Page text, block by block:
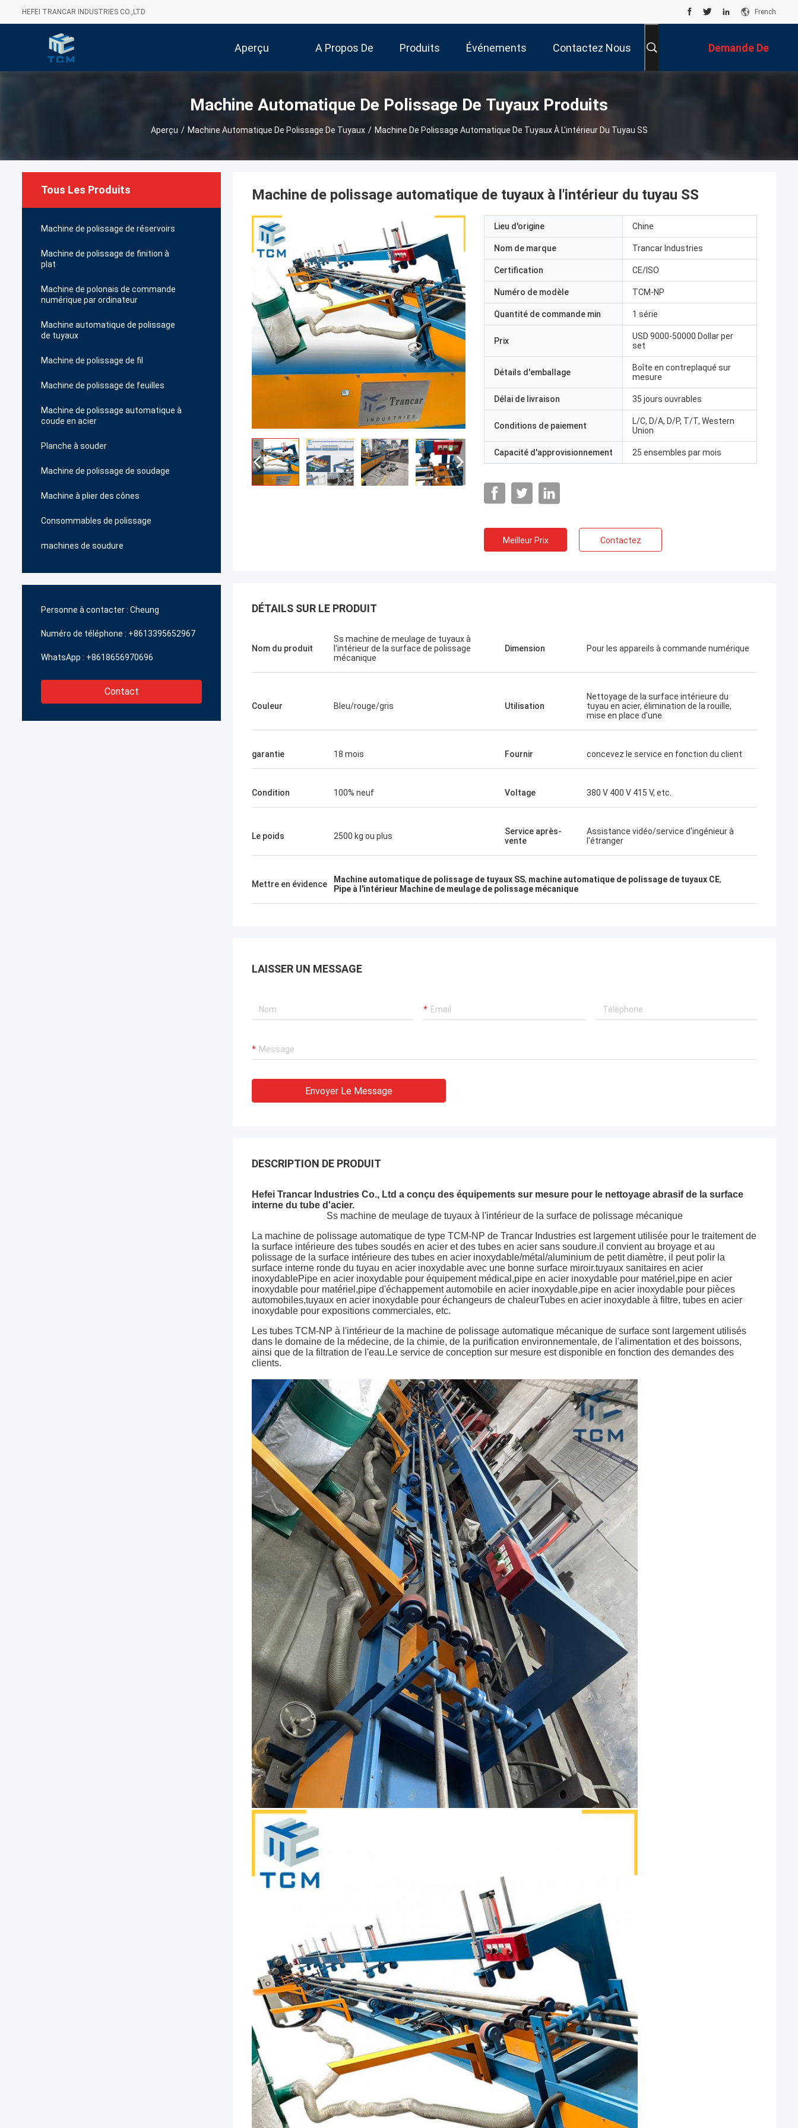
HEFEI TRANCAR INDUSTRIES CO.,LTD French
Aperçu A Propos De
Nous
Produits Événements Contactez Nous Demande De
Soumission
Machine Automatique De Polissage De Tuyaux Produits
Aperçu / Machine Automatique De Polissage De Tuyaux / Machine De Polissage Automatique De Tuyaux À L'intérieur Du Tuyau SS
Tous Les Produits
Machine de polissage de réservoirs
Machine de polissage de finition à
plat
Machine de polonais de commande
numérique par ordinateur
Machine automatique de polissage
de tuyaux
Machine de polissage de fil
Machine de polissage de feuilles
Machine de polissage automatique à
coude en acier
Planche à souder
Machine de polissage de soudage
Machine à plier des cônes
Consommables de polissage
machines de soudure
Personne à contacter : Cheung
Numéro de téléphone : +8613395652967
WhatsApp : +8618656970696
Contact
Machine de polissage automatique de tuyaux à l'intérieur du tuyau SS
Lieu d'origine Chine
Nom de marque Trancar Industries
Certification CE/ISO
Numéro de modèle TCM-NP
Quantité de commande min 1 série
Prix
USD 9000-50000 Dollar per
set
Détails d'emballage
Boîte en contreplaqué sur
mesure
Délai de livraison 35 jours ouvrables
Conditions de paiement
L/C, D/A, D/P, T/T, Western
Union
Capacité d'approvisionnement 25 ensembles par mois
Meilleur Prix Contactez
DÉTAILS SUR LE PRODUIT
Nom du produit
Ss machine de meulage de tuyaux à
l'intérieur de la surface de polissage
mécanique
Dimension Pour les appareils à commande numérique
Couleur Bleu/rouge/gris Utilisation
Nettoyage de la surface intérieure du
tuyau en acier, élimination de la rouille,
mise en place d'une
garantie 18 mois Fournir concevez le service en fonction du client
Condition 100% neuf Voltage 380 V 400 V 415 V, etc.
Le poids 2500 kg ou plus
Service après-
vente
Assistance vidéo/service d'ingénieur à
l'étranger
Mettre en évidence Machine automatique de polissage de tuyaux SS, machine automatique de polissage de tuyaux CE,
Pipe à l'intérieur Machine de meulage de polissage mécanique
LAISSER UN MESSAGE
Envoyer Le Message
DESCRIPTION DE PRODUIT
Hefei Trancar Industries Co., Ltd a conçu des équipements sur mesure pour le nettoyage abrasif de la surface
interne du tube d'acier.
Ss machine de meulage de tuyaux à l'intérieur de la surface de polissage mécanique
La machine de polissage automatique de type TCM-NP de Trancar Industries est largement utilisée pour le traitement de
la surface intérieure des tubes soudés en acier et des tubes en acier sans soudure.il convient au broyage et au
polissage de la surface intérieure des tubes en acier inoxydable/métal/aluminium de petit diamètre, il peut polir la
surface interne ronde du tuyau en acier inoxydable avec une bonne surface miroir.tuyaux sanitaires en acier
inoxydablePipe en acier inoxydable pour équipement médical,pipe en acier inoxydable pour matériel,pipe en acier
inoxydable pour matériel,pipe d'échappement automobile en acier inoxydable,pipe en acier inoxydable pour pièces
automobiles,tuyaux en acier inoxydable pour échangeurs de chaleurTubes en acier inoxydable à filtre, tubes en acier
inoxydable pour expositions commerciales, etc.
Les tubes TCM-NP à l'intérieur de la machine de polissage automatique mécanique de surface sont largement utilisés
dans le domaine de la médecine, de la chimie, de la purification environnementale, de l'alimentation et des boissons,
ainsi que de la filtration de l'eau. Le service de conception sur mesure est disponible en fonction des demandes des
clients.